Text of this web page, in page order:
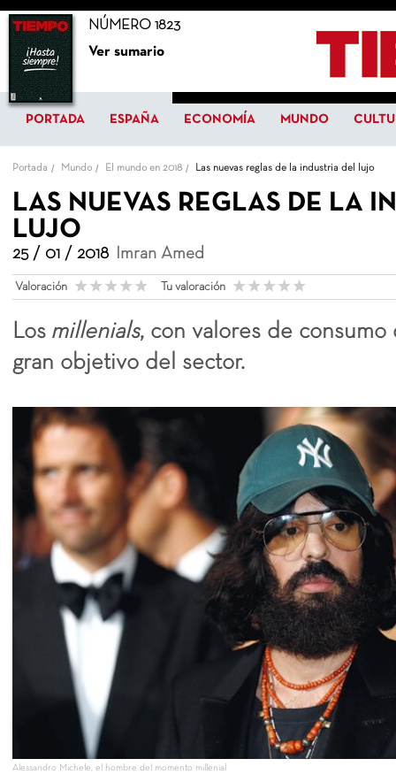
NÚMERO 1823
Ver sumario
PORTADA ESPAÑA ECONOMÍA MUNDO
Portada Mundo El mundo en 2018 Las nuevas reglas de la industria del lujo
LAS NUEVAS REGLAS DE LA
LUJO
25 / 01 / 2018 Imran Amed
Valoración Tu valoración
Los millenials, con valores de
gran objetivo del sector.
Alessandro Michele, el hombre del momento millenial